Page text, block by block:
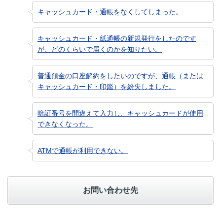
キャッシュカード・通帳をなくしてしまった。
キャッシュカード・紙通帳の新規発行をしたのです
が、どのくらいで届くのかを知りたい。
普通預金の口座解約をしたいのですが、通帳（または
キャッシュカード・印鑑）を紛失しました。
暗証番号を間違えて入力し、キャッシュカードが使用
できなくなった。
ATMで通帳が利用できない。
お問い合わせ先